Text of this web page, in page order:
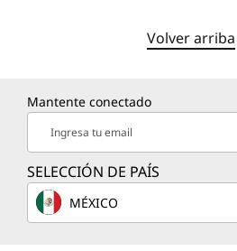
Volver arriba
Mantente conectado
Ingresa tu email
SELECCIÓN DE PAÍS
MÉXICO